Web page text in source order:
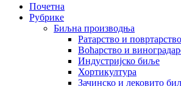
Почетна
Рубрике
Биљна производња
Ратарство и повртарство
Воћарство и
Индустријско биље
Хортикултура
Зачинско и лековито